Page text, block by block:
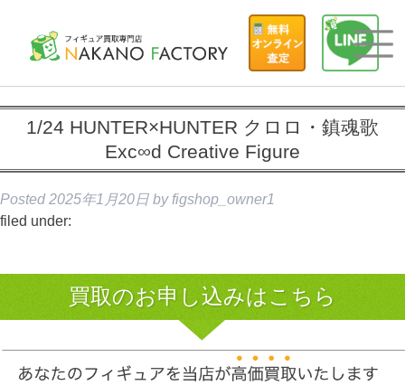
1/24 HUNTER×HUNTER クロロ・鎮魂歌
Exc∞d Creative Figure
Posted 2025年1月20日 by figshop_owner1
filed under:
買取のお申し込みはこちら